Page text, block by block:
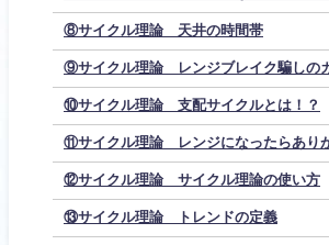
⑧サイクル理論 天井の時間帯
⑨サイクル理論 レンジブレイク騙しの
⑩サイクル理論 支配サイクルとは！？
⑪サイクル理論 レンジになったらあり
⑫サイクル理論 サイクル理論の使い方
⑬サイクル理論 トレンドの定義